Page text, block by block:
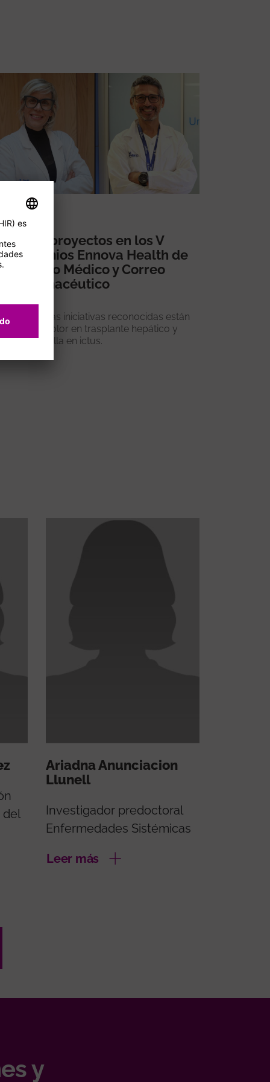
Dos proyectos en los V
Premios Ennova Health de
Diario Médico y Correo
Farmacéutico
Entre las iniciativas reconocidas están
LiverColor en trasplante hepático y
Umbrella en ictus.
del
Ariadna Anunciacion
Llunell
Investigador predoctoral
Enfermedades Sistémicas
Leer más
y